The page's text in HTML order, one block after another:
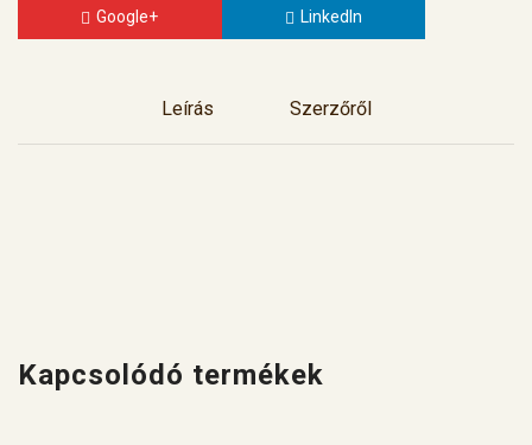
Google+ LinkedIn
Leírás Szerzőről
Kapcsolódó termékek